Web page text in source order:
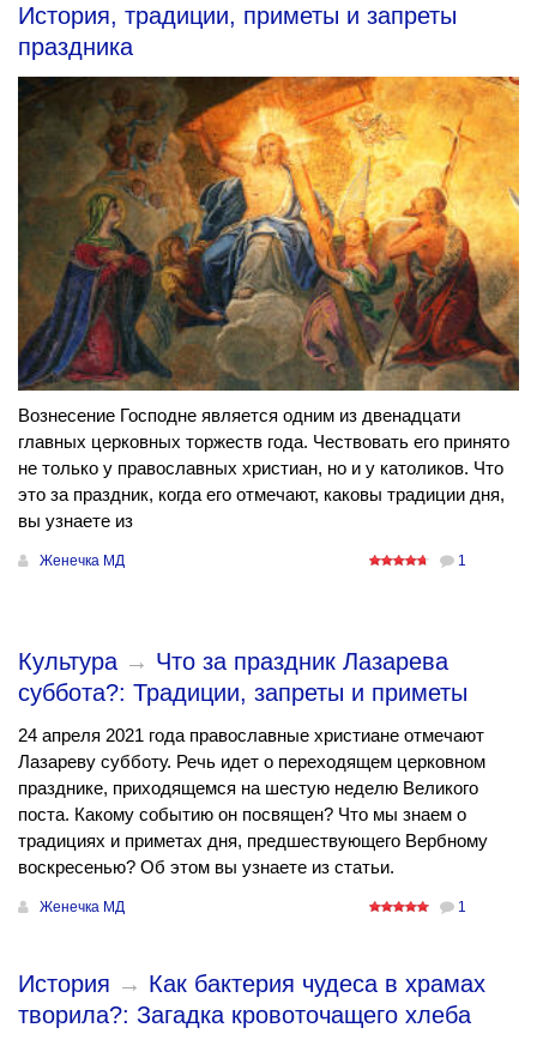
История, традиции, приметы и запреты
праздника
Вознесение Господне является одним из двенадцати
главных церковных торжеств года. Чествовать его принято
не только у православных христиан, но и у католиков. Что
это за праздник, когда его отмечают, каковы традиции дня,
вы узнаете из
Женечка МД 1
Культура → Что за праздник Лазарева
суббота?: Традиции, запреты и приметы
24 апреля 2021 года православные христиане отмечают
Лазареву субботу. Речь идет о переходящем церковном
празднике, приходящемся на шестую неделю Великого
поста. Какому событию он посвящен? Что мы знаем о
традициях и приметах дня, предшествующего Вербному
воскресенью? Об этом вы узнаете из статьи.
Женечка МД 1
История → Как бактерия чудеса в храмах
творила?: Загадка кровоточащего хлеба